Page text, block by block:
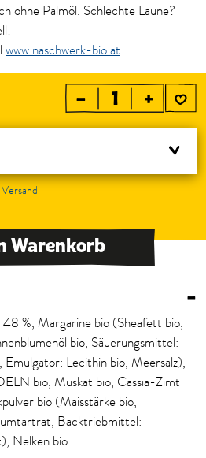
ohne Palmöl. Schlechte Laune?
www.naschwerk-bio.at
– +
Versand
Warenkorb
–
%, Margarine bio (Sheafett bio,
bio, Säuerungsmittel:
Lecithin bio, Meersalz),
bio, Muskat bio, Cassia-Zimt
bio (Maisstärke bio,
Backtriebmittel:
Nelken bio.